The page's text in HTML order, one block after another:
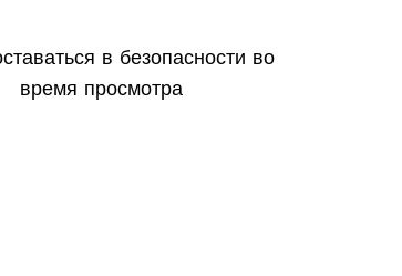
в безопасности во
время просмотра